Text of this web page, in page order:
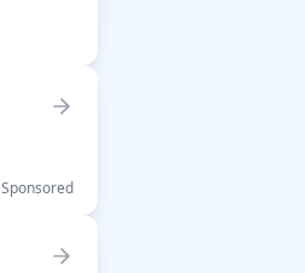
Sponsored